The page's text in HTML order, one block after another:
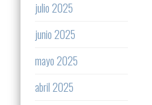
julio 2025
junio 2025
mayo 2025
abril 2025